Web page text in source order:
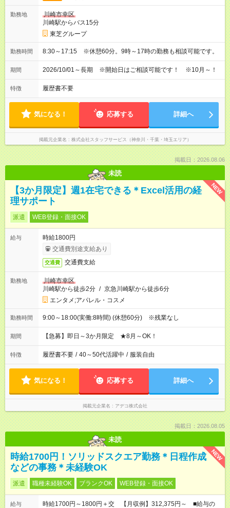
勤務地
川崎市幸区
川崎駅からバス15分
東芝グループ
勤務時間 8:30～17:15 ※休憩60分。9時～17時の勤務も相談可能です。
期間 2026/10/01～長期 ※開始日はご相談可能です！ ※10月～！
特徴 履歴書不要
気になる！ 応募する 詳細へ
掲載元企業名 株式会社スタッフサービス（神奈川・千葉・埼玉エリア）
掲載日：2026.08.06
未読
NEW
【3か月限定】週1在宅できる＊Excel活用の経
理サポート
派遣 WEB登録・面接OK
給与
時給1800円
交通費別途支給あり
交通費 交通費支給
勤務地
川崎市幸区
川崎駅から徒歩2分 / 京急川崎駅から徒歩6分
エンタメ;アパレル・コスメ
勤務時間 9:00～18:00(実働:8時間) (休憩60分) ※残業なし
期間 【急募】即日～3か月限定 ★8月～OK！
特徴 履歴書不要 / 40～50代活躍中 / 服装自由
気になる！ 応募する 詳細へ
掲載元企業名 アデコ株式会社
掲載日：2026.08.05
未読
NEW
時給1700円！ソリッドスクエア勤務＊日程作成
などの事務＊未経験OK
派遣 職種未経験OK ブランクOK WEB登録・面接OK
給与
時給1700円～1800円＋交 【月収例】312,375円～ ■給与の